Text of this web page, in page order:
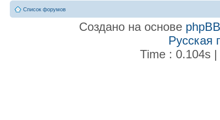
Список форумов
Создано на основе phpBB
Русская
Time : 0.104s